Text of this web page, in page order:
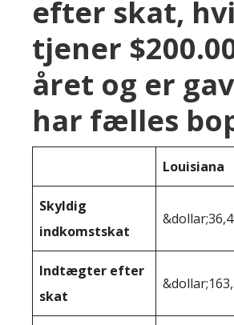
efter skat,
tjener
året og er
har fælles
Louisiana
Skyldig
indkomstskat
Indtægter efter
skat